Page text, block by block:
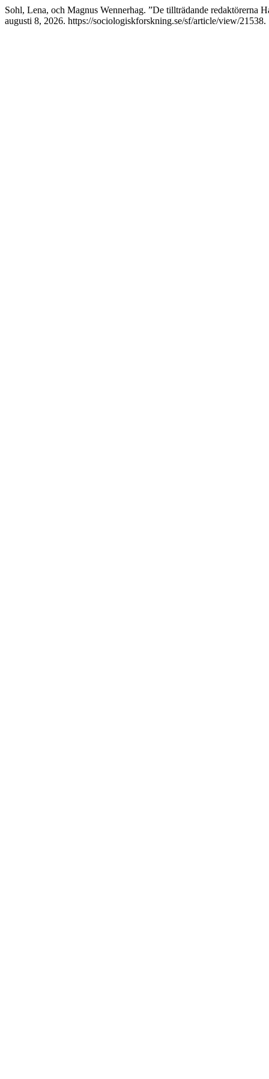
Sohl, Lena, och Magnus Wennerhag. ”De tillträdande redaktörerna
augusti 8, 2026. https://sociologiskforskning.se/sf/article/view/21538.